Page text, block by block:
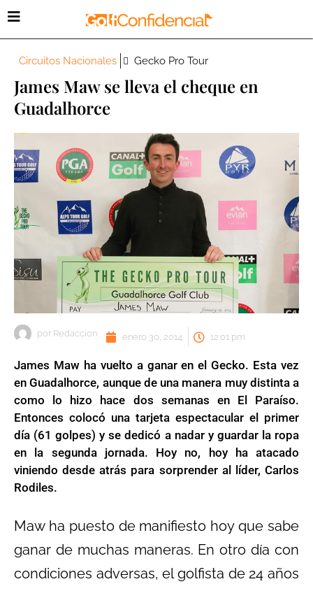
Circuitos Nacionales Gecko Pro Tour
James Maw se lleva el cheque en
Guadalhorce
por Redaccion enero 30, 2014 12:01 pm
James Maw ha vuelto a ganar en el Gecko. Esta vez
en Guadalhorce, aunque de una manera muy distinta a
como lo hizo hace dos semanas en El Paraíso.
Entonces colocó una tarjeta espectacular el primer
día (61 golpes) y se dedicó a nadar y guardar la ropa
en la segunda jornada. Hoy no, hoy ha atacado
viniendo desde atrás para sorprender al líder, Carlos
Rodiles.
Maw ha puesto de manifiesto hoy que sabe
ganar de muchas maneras. En otro día con
condiciones adversas, el golfista de 24 años